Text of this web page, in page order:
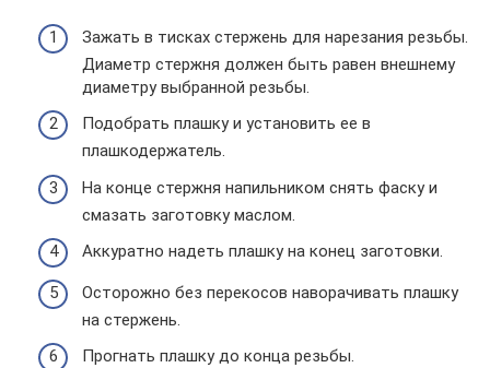
Зажать в тисках стержень для нарезания резьбы.
Диаметр стержня должен быть равен внешнему
диаметру выбранной резьбы.
Подобрать плашку и установить ее в
плашкодержатель.
На конце стержня напильником снять фаску и
смазать заготовку маслом.
Аккуратно надеть плашку на конец заготовки.
Осторожно без перекосов наворачивать плашку
на стержень.
Прогнать плашку до конца резьбы.